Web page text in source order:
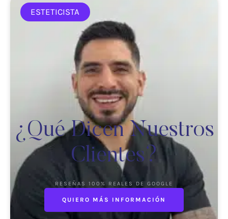
ESTETICISTA
¿Qué Dicen Nuestros
Clientes?
RESEÑAS 100% REALES DE GOOGLE
QUIERO MÁS INFORMACIÓN